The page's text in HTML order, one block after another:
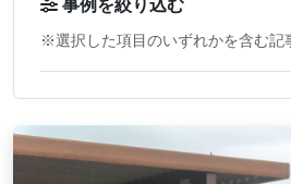
事例を絞り込む
※選択した項目のいずれかを含む記